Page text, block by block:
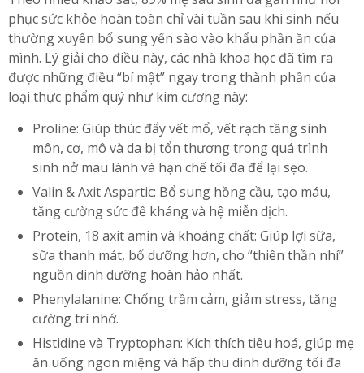
phục sức khỏe hoàn toàn chỉ vài tuần sau khi sinh nếu
thường xuyên bổ sung yến sào vào khẩu phần ăn của
mình. Lý giải cho điều này, các nhà khoa học đã tìm ra
được những điều “bí mật” ngay trong thành phần của
loại thực phẩm quý như kim cương này:
Proline: Giúp thúc đẩy vết mổ, vết rạch tầng sinh
môn, cơ, mô và da bị tổn thương trong quá trình
sinh nở mau lành và hạn chế tối đa để lại sẹo.
Valin & Axit Aspartic: Bổ sung hồng cầu, tạo máu,
tăng cường sức đề kháng và hệ miễn dịch.
Protein, 18 axit amin và khoáng chất: Giúp lợi sữa,
sữa thanh mát, bổ dưỡng hơn, cho “thiên thần nhí”
nguồn dinh dưỡng hoàn hảo nhất.
Phenylalanine: Chống trầm cảm, giảm stress, tăng
cường trí nhớ.
Histidine và Tryptophan: Kích thích tiêu hoá, giúp mẹ
ăn uống ngon miệng và hấp thu dinh dưỡng tối đa